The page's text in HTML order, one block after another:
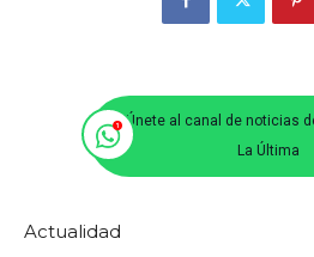
Únete al canal de noticias
La Última
Actualidad